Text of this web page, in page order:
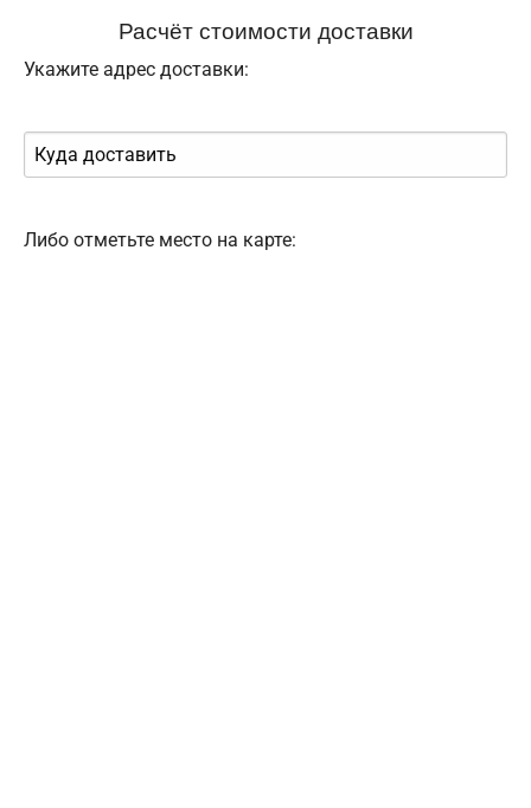
Расчёт стоимости доставки
Укажите адрес доставки:
Либо отметьте место на карте: